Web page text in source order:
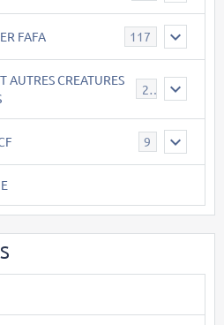
FAFA 117
AUTRES CREATURES
26
9